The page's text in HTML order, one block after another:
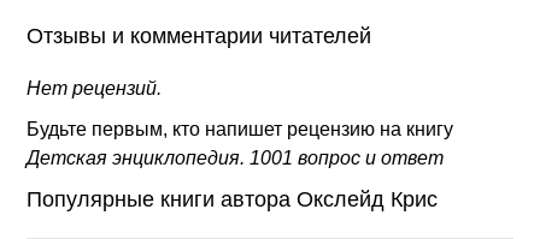
Отзывы и комментарии читателей
Нет рецензий.
Будьте первым, кто напишет рецензию на книгу
Детская энциклопедия. 1001 вопрос и ответ
Популярные книги автора Окслейд Крис